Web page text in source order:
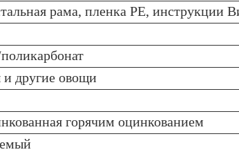
рама, пленка PE, инструкции
другие овощи
горячим оцинкованием